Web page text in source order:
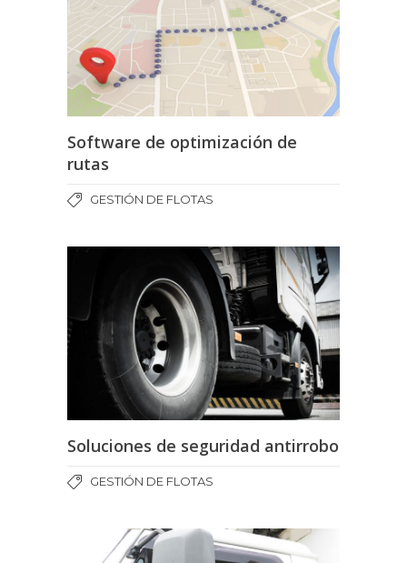
Software de optimización de
rutas
GESTIÓN DE FLOTAS
Soluciones de seguridad antirrobo
GESTIÓN DE FLOTAS